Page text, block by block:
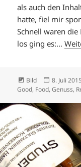
als auch den
hatte, fiel mir
Schnell waren
los ging es:…
Format
Bild
am
8. Juli 2015
Good, Food,Genuss,